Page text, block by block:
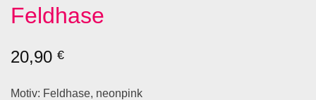
Feldhase
20,90 €
Motiv: Feldhase, neonpink